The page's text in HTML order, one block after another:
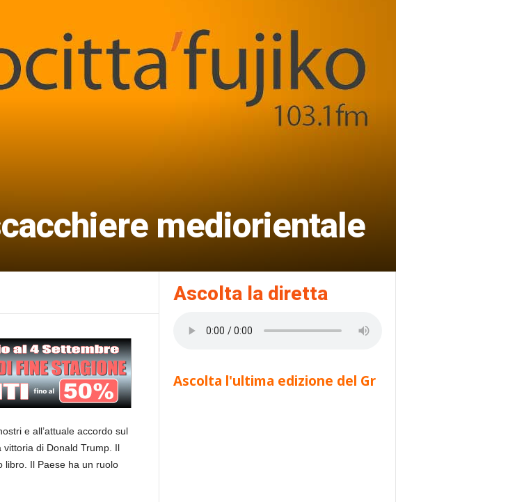
mediorientale
e all’attuale accordo sul
di Donald Trump. Il
libro. Il Paese ha un ruolo
Ascolta la diretta
Ascolta l'ultima edizione del Gr